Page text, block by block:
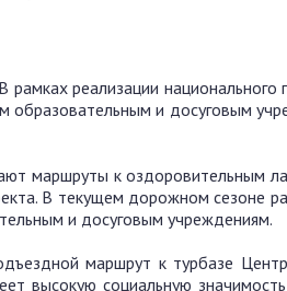
реализации национального
и досуговым
маршруты к оздоровительным
В текущем дорожном сезоне
и досуговым учреждениям.
маршрут к турбазе
высокую социальную